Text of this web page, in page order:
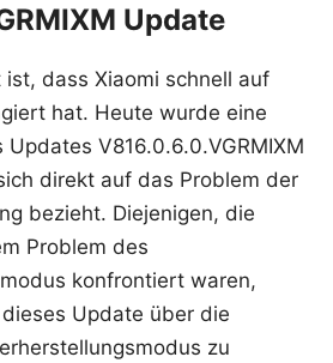
Update
dass Xiaomi schnell auf
hat. Heute wurde eine
Updates V816.0.6.0.VGRMIXM
direkt auf das Problem der
bezieht. Diejenigen, die
Problem des
konfrontiert waren,
Update über die
zu